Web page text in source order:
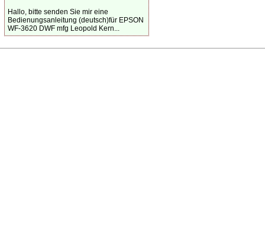
Hallo, bitte senden Sie mir eine
Bedienungsanleitung (deutsch)für EPSON
WF-3620 DWF mfg Leopold Kern...